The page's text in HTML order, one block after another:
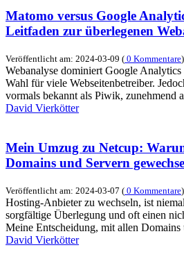
Matomo versus Google
Leitfaden zur überlegenen
Veröffentlicht am: 2024-03-09 ( 0 Kommentare)
Webanalyse dominiert Google Analytics
Wahl für viele Webseitenbetreiber.
vormals bekannt als Piwik, zunehmend
David Vierkötter
Mein Umzug zu Netcup:
Domains und Servern
Veröffentlicht am: 2024-03-07 ( 0 Kommentare)
Hosting-Anbieter zu wechseln, ist
sorgfältige Überlegung und oft einen
Meine Entscheidung, mit allen Domains
David Vierkötter